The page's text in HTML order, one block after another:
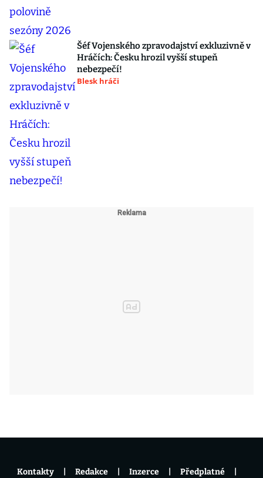
Šéf Vojenského zpravodajství exkluzivně v
Hráčích: Česku hrozil vyšší stupeň
nebezpečí!
Blesk hráči
Kontakty Redakce Inzerce Předplatné